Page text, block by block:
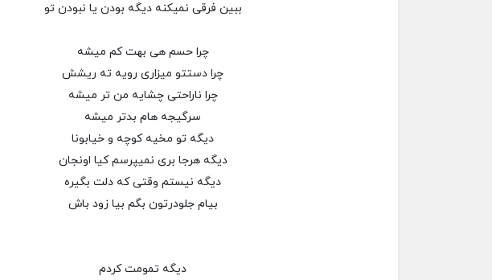
ببین فرقی نمیکنه دیگه بودن یا نبودن تو
چرا حسم هی بهت کم میشه
چرا دستتو میزاری رویه ته ریشش
چرا ناراحتی چشایه من تر میشه
سرگیجه هام بدتر میشه
دیگه تو مخیه کوچه و خیابونا
دیگه هرجا بری نمیپرسم کیا اونجان
دیگه نیستم وقتی که دلت بگیره
بیام جلودرتون بگم بیا زود باش
دیگه تمومت کردم